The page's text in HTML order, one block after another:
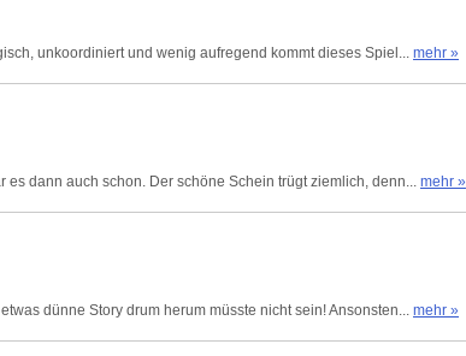
unkoordiniert und wenig aufregend kommt dieses Spiel... mehr »
dann auch schon. Der schöne Schein trügt ziemlich, denn... mehr »
dünne Story drum herum müsste nicht sein! Ansonsten... mehr »